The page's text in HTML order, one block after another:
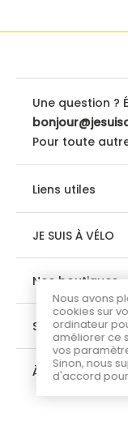
Nous avons
cookies sur
ordinateur
améliorer ce
vos
Sinon, nous
d'accord
Une question ?
Pour toute
Liens utiles
JE SUIS À VÉLO
Nos boutiques
Suivez-nous
À propos